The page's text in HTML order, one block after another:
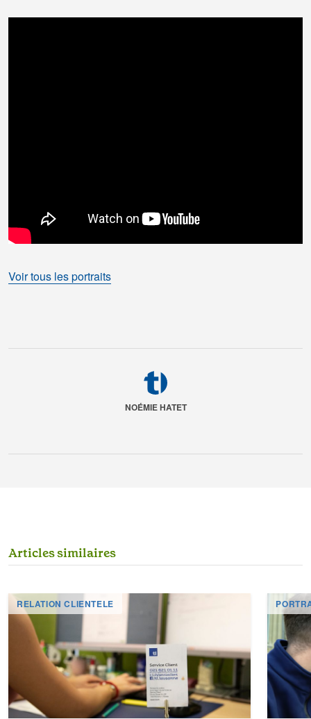
Voir tous les portraits
NOÉMIE HATET
Articlessimilaires
RELATION CLIENTELE